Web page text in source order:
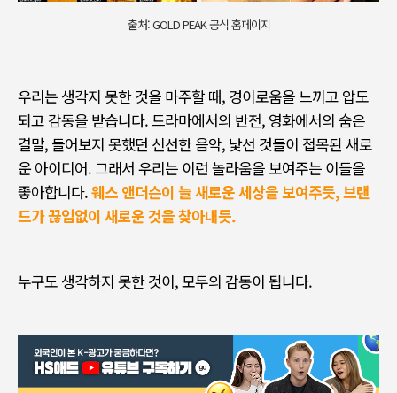
출처: GOLD PEAK 공식 홈페이지
우리는 생각지 못한 것을 마주할 때, 경이로움을 느끼고 압도
되고 감동을 받습니다. 드라마에서의 반전, 영화에서의 숨은
결말, 들어보지 못했던 신선한 음악, 낯선 것들이 접목된 새로
운 아이디어. 그래서 우리는 이런 놀라움을 보여주는 이들을
좋아합니다.웨스 앤더슨이 늘 새로운 세상을 보여주듯, 브랜
드가 끊임없이 새로운 것을 찾아내듯.
누구도 생각하지 못한 것이,모두의 감동이 됩니다.